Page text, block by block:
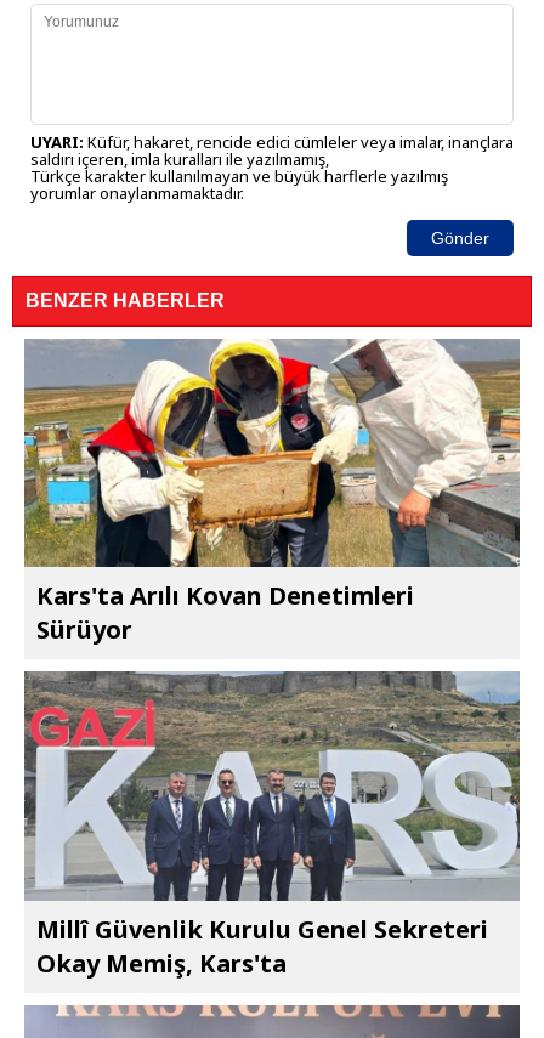
UYARI: Küfür, hakaret, rencide edici cümleler veya imalar, inançlara
saldırı içeren, imla kuralları ile yazılmamış,
Türkçe karakter kullanılmayan ve büyük harflerle yazılmış
yorumlar onaylanmamaktadır.
Gönder
BENZER HABERLER
Kars'ta Arılı Kovan Denetimleri
Sürüyor
Millî Güvenlik Kurulu Genel Sekreteri
Okay Memiş, Kars'ta